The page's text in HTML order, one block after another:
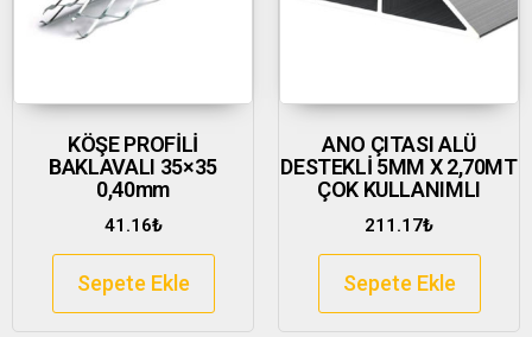
KÖŞE PROFİLİ
BAKLAVALI 35×35
0,40mm
41.16₺
Sepete Ekle
ANO ÇITASI ALÜ
DESTEKLİ 5MM X 2,70MT
ÇOK KULLANIMLI
211.17₺
Sepete Ekle